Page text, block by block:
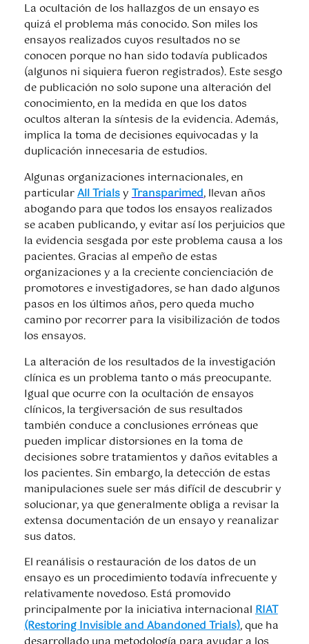
La ocultación de los hallazgos de un ensayo es
quizá el problema más conocido. Son miles los
ensayos realizados cuyos resultados no se
conocen porque no han sido todavía publicados
(algunos ni siquiera fueron registrados). Este sesgo
de publicación no solo supone una alteración del
conocimiento, en la medida en que los datos
ocultos alteran la síntesis de la evidencia. Además,
implica la toma de decisiones equivocadas y la
duplicación innecesaria de estudios.
Algunas organizaciones internacionales, en
particularAll TrialsyTransparimed, llevan años
abogando para que todos los ensayos realizados
se acaben publicando, y evitar así los perjuicios que
la evidencia sesgada por este problema causa a los
pacientes. Gracias al empeño de estas
organizaciones y a la creciente concienciación de
promotores e investigadores, se han dado algunos
pasos en los últimos años, pero queda mucho
camino por recorrer para la visibilización de todos
los ensayos.
La alteración de los resultados de la investigación
clínica es un problema tanto o más preocupante.
Igual que ocurre con la ocultación de ensayos
clínicos, la tergiversación de sus resultados
también conduce a conclusiones erróneas que
pueden implicar distorsiones en la toma de
decisiones sobre tratamientos y daños evitables a
los pacientes. Sin embargo, la detección de estas
manipulaciones suele ser más difícil de descubrir y
solucionar, ya que generalmente obliga a revisar la
extensa documentación de un ensayo y reanalizar
sus datos.
El reanálisis o restauración de los datos de un
ensayo es un procedimiento todavía infrecuente y
relativamente novedoso. Está promovido
principalmente por la iniciativa internacionalRIAT
(Restoring Invisible and Abandoned Trials), que ha